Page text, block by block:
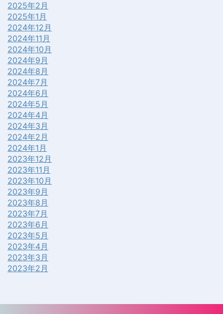
2025年2月
2025年1月
2024年12月
2024年11月
2024年10月
2024年9月
2024年8月
2024年7月
2024年6月
2024年5月
2024年4月
2024年3月
2024年2月
2024年1月
2023年12月
2023年11月
2023年10月
2023年9月
2023年8月
2023年7月
2023年6月
2023年5月
2023年4月
2023年3月
2023年2月